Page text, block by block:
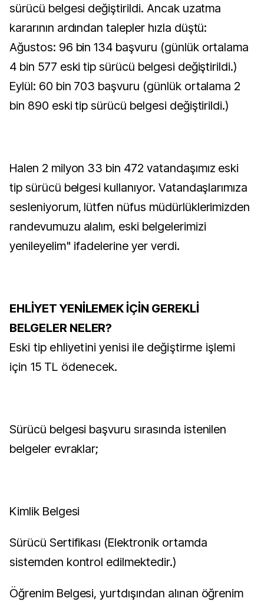
sürücü belgesi değiştirildi. Ancak uzatma
kararının ardından talepler hızla düştü:
Ağustos: 96 bin 134 başvuru (günlük ortalama
4 bin 577 eski tip sürücü belgesi değiştirildi.)
Eylül: 60 bin 703 başvuru (günlük ortalama 2
bin 890 eski tip sürücü belgesi değiştirildi.)
Halen 2 milyon 33 bin 472 vatandaşımız eski
tip sürücü belgesi kullanıyor. Vatandaşlarımıza
sesleniyorum, lütfen nüfus müdürlüklerimizden
randevumuzu alalım, eski belgelerimizi
yenileyelim" ifadelerine yer verdi.
EHLİYET YENİLEMEK İÇİN GEREKLİ
BELGELER NELER?
Eski tip ehliyetini yenisi ile değiştirme işlemi
için 15 TL ödenecek.
Sürücü belgesi başvuru sırasında istenilen
belgeler evraklar;
Kimlik Belgesi
Sürücü Sertifikası (Elektronik ortamda
sistemden kontrol edilmektedir.)
Öğrenim Belgesi, yurtdışından alınan öğrenim